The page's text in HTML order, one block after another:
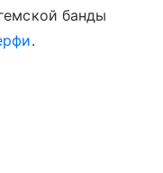
банды
.